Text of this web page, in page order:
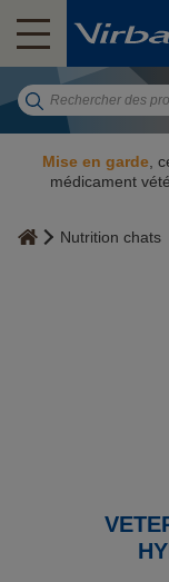
Mise en garde ,
médicament
Nutrition chats